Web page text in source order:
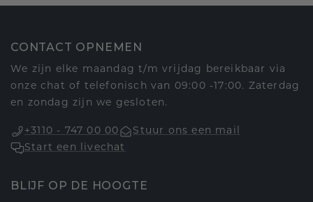
CONTACT OPNEMEN
We zijn elke maandag t/m vrijdag bereikbaar via
onze chat of telefonisch van 09:00 -17:00. Zaterdag
en zondag zijn we gesloten.
+3110 - 747 00 00
Stuur ons een mail
Start een livechat
BLIJF OP DE HOOGTE